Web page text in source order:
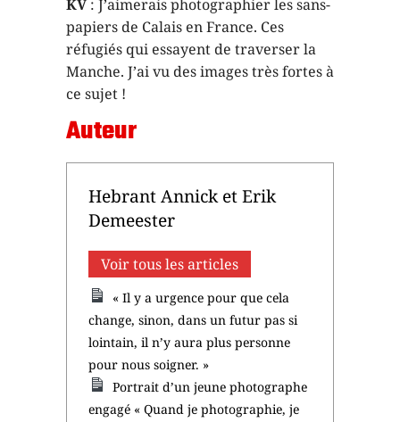
KV : J’aimerais photographier les sans-
papiers de Calais en France. Ces
réfugiés qui essayent de traverser la
Manche. J’ai vu des images très fortes à
ce sujet !
Auteur
Hebrant Annick et Erik
Demeester
Voir tous les articles
« Il y a urgence pour que cela
change, sinon, dans un futur pas si
lointain, il n’y aura plus personne
pour nous soigner. »
Portrait d’un jeune photographe
engagé « Quand je photographie, je